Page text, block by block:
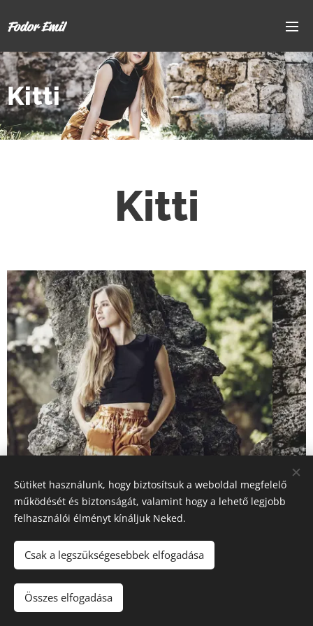
Fodor Emil
Kitti
Kitti
photosbyfodoremil@gmail.com
Az oldalt a
Sütiket használunk, hogy biztosítsuk a weboldal megfelelő
működését és biztonságát, valamint hogy a lehető legjobb
felhasználói élményt kínáljuk Neked.
Csak a legszükségesebbek elfogadása
Összes elfogadása